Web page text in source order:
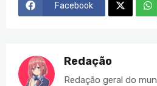
Facebook
Redação
Redação geral do